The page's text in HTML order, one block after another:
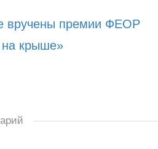
вручены премии ФЕОР
на крыше»